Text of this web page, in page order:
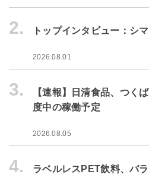
2. トップインタビュー：シ
2026.08.01
3.
【速報】日清食品、つく
度中の稼働予定
2026.08.05
4. ラベルレスPET飲料、バ